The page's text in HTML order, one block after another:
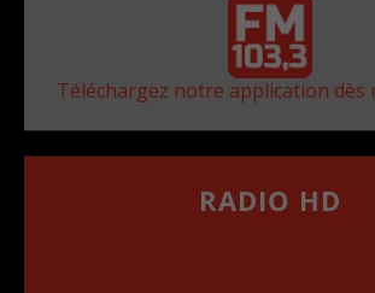
Téléchargez notre application dès
RADIO HD